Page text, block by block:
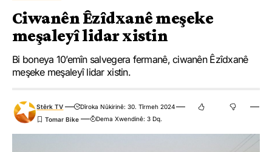
Ciwanên Êzîdxanê meşeke
meşaleyî lidar xistin
Bi boneya 10’emîn salvegera fermanê, ciwanên Êzîdxanê
meşeke meşaleyî lidar xistin.
Stêrk TV
Dîroka Nûkirinê: 30. Tîrmeh 2024
Dema Xwendinê: 3 Dq.